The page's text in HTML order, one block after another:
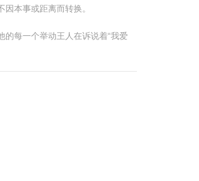
本事或距离而转换。
每一个举动王人在诉说着“我爱